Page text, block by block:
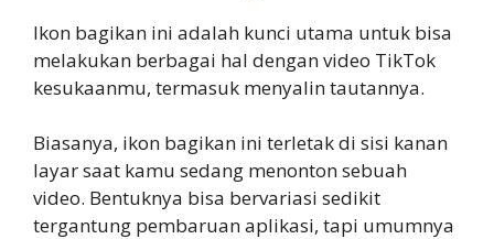
Ikon bagikan ini adalah kunci utama untuk bisa
melakukan berbagai hal dengan video TikTok
kesukaanmu, termasuk menyalin tautannya.
Biasanya, ikon bagikan ini terletak di sisi kanan
layar saat kamu sedang menonton sebuah
video. Bentuknya bisa bervariasi sedikit
tergantung pembaruan aplikasi, tapi umumnya